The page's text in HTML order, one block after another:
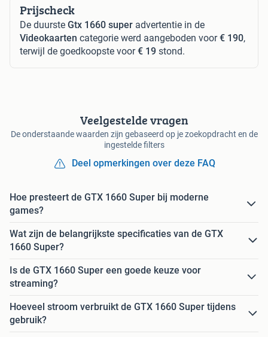
Prijscheck
De duurste Gtx 1660 super advertentie in de
Videokaarten categorie werd aangeboden voor€ 190,
terwijl de goedkoopste voor€ 19 stond.
Veelgestelde vragen
De onderstaande waarden zijn gebaseerd op je zoekopdracht en de
ingestelde filters
Deel opmerkingen over deze FAQ
Hoe presteert de GTX 1660 Super bij moderne
games?
Wat zijn de belangrijkste specificaties van de GTX
1660 Super?
Is de GTX 1660 Super een goede keuze voor
streaming?
Hoeveel stroom verbruikt de GTX 1660 Super tijdens
gebruik?